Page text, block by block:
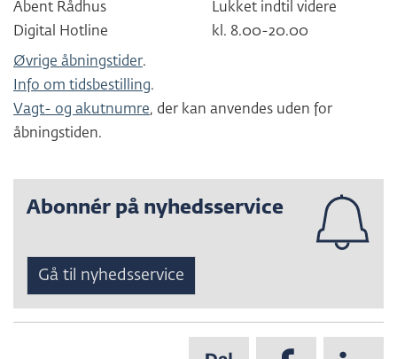
Åbent Rådhus
Lukket indtil videre
Digital Hotline
kl. 8.00-20.00
Øvrige åbningstider.
Info om tidsbestilling.
Vagt- og akutnumre, der kan anvendes uden for
åbningstiden.
Abonnér på nyhedsservice
Gå til nyhedsservice